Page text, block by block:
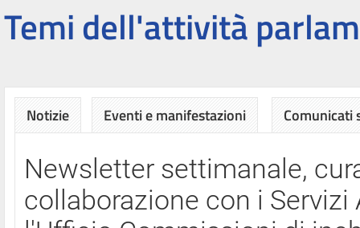
Temi dell'attività
Notizie Eventi e manifestazioni Comunicati
Newsletter settimanale,
collaborazione con i